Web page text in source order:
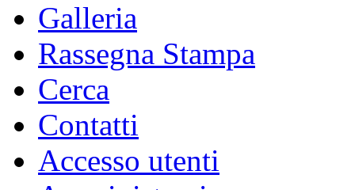
Galleria
Rassegna Stampa
Cerca
Contatti
Accesso utenti